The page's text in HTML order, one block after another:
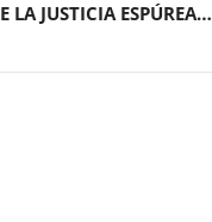
LA JUSTICIA ESPÚREA…